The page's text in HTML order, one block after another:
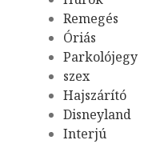
Remegés
Óriás
Parkolójegy
szex
Hajszárító
Disneyland
Interjú